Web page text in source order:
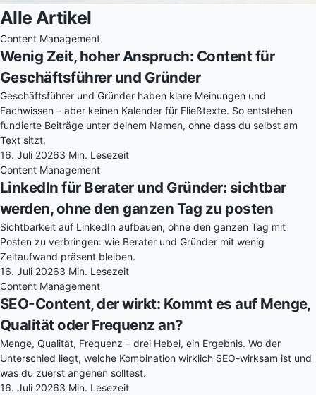
Alle Artikel
Content Management
Wenig Zeit, hoher Anspruch: Content für
Geschäftsführer und Gründer
Geschäftsführer und Gründer haben klare Meinungen und
Fachwissen – aber keinen Kalender für Fließtexte. So entstehen
fundierte Beiträge unter deinem Namen, ohne dass du selbst am
Text sitzt.
16. Juli 20263 Min. Lesezeit
Content Management
LinkedIn für Berater und Gründer: sichtbar
werden, ohne den ganzen Tag zu posten
Sichtbarkeit auf LinkedIn aufbauen, ohne den ganzen Tag mit
Posten zu verbringen: wie Berater und Gründer mit wenig
Zeitaufwand präsent bleiben.
16. Juli 20263 Min. Lesezeit
Content Management
SEO-Content, der wirkt: Kommt es auf Menge,
Qualität oder Frequenz an?
Menge, Qualität, Frequenz – drei Hebel, ein Ergebnis. Wo der
Unterschied liegt, welche Kombination wirklich SEO-wirksam ist und
was du zuerst angehen solltest.
16. Juli 20263 Min. Lesezeit